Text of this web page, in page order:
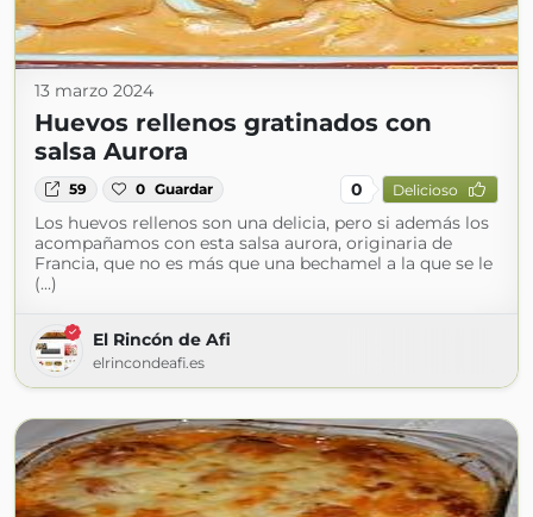
13 marzo 2024
Huevos rellenos gratinados con
salsa Aurora
59 0 Guardar 0 Delicioso
Los huevos rellenos son una delicia, pero si además los
acompañamos con esta salsa aurora, originaria de
Francia, que no es más que una bechamel a la que se le
(...)
El Rincón de Afi
elrincondeafi.es